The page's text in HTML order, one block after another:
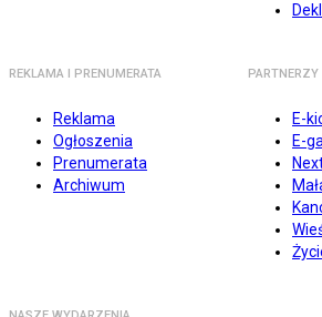
REKLAMA I PRENUMERATA
Reklama
Ogłoszenia
Prenumerata
Archiwum
PARTNERZY
E-
E-